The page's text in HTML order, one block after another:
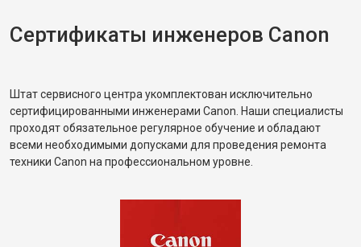
Сертификаты инженеров Canon
Штат сервисного центра укомплектован исключительно
сертифицированными инженерами Canon. Наши специалисты
проходят обязательное регулярное обучение и обладают
всеми необходимыми допусками для проведения ремонта
техники Canon на профессиональном уровне.